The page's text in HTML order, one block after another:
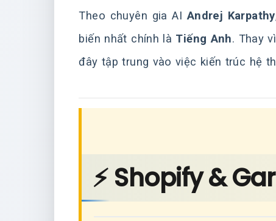
Theo chuyên gia AI Andrej Karpathy
biến nhất chính là Tiếng Anh. Thay
đây tập trung vào việc kiến trúc hệ
⚡ Shopify &